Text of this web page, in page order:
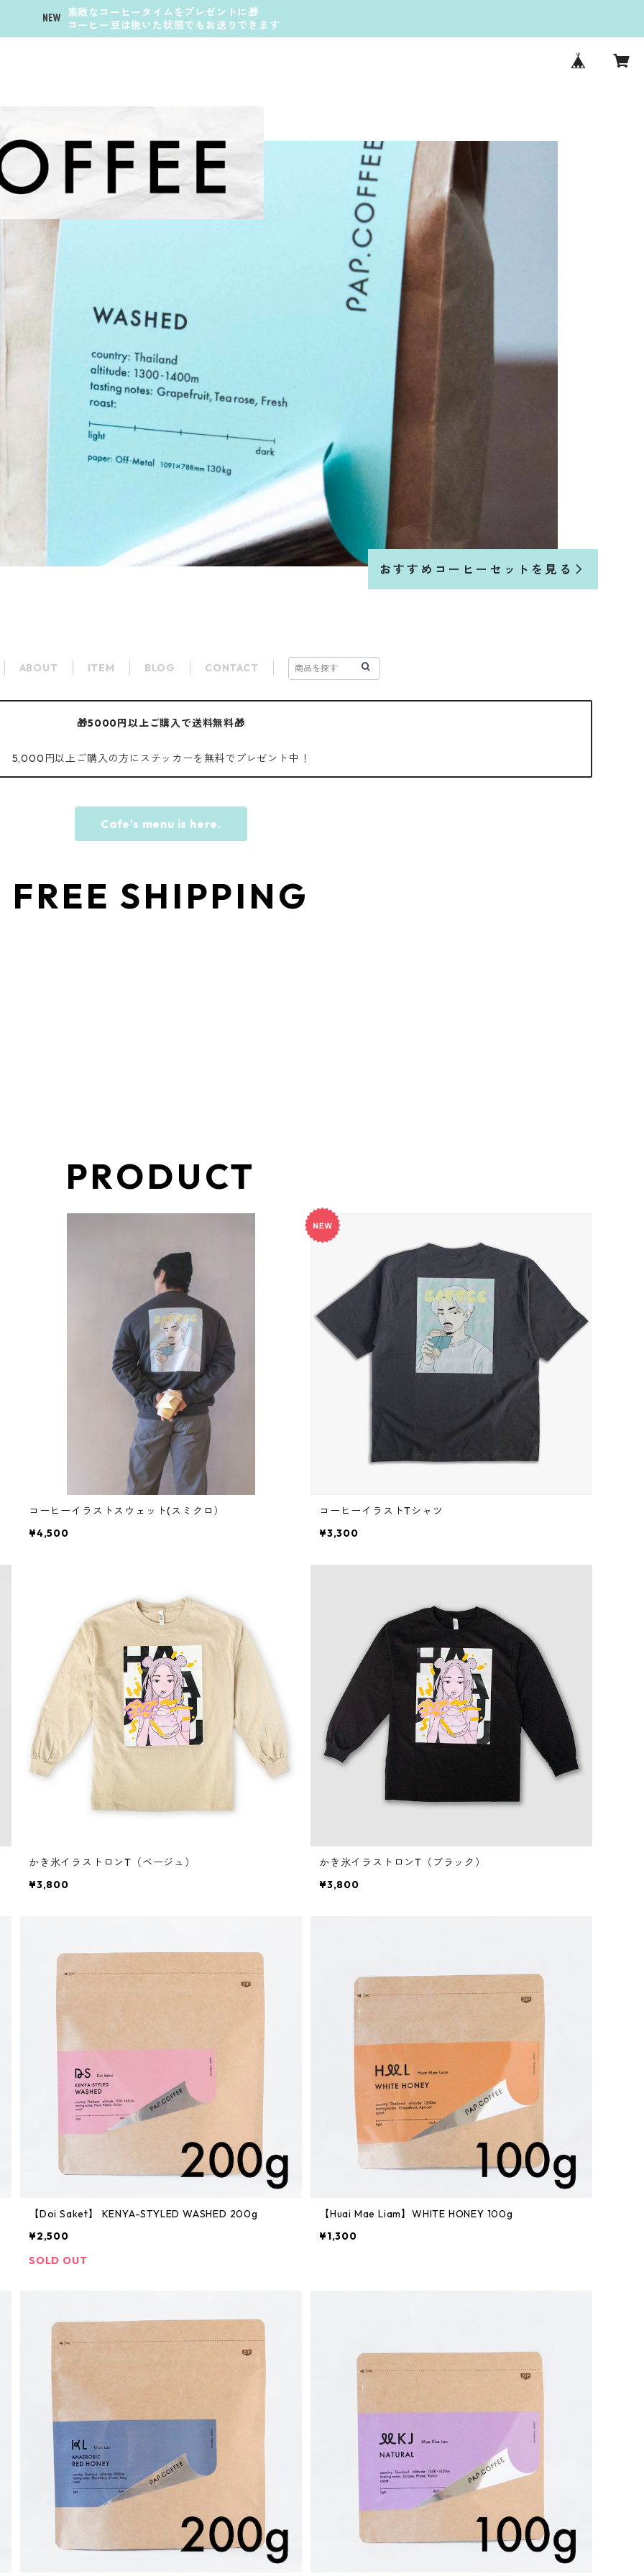
素敵なコーヒータイムをプレゼントに🎁
コーヒー豆は挽いた状態でもお送りできます
おすすめコーヒーセットを見る
ABOUT ITEM BLOG CONTACT
🎁5000円以上ご購入で送料無料🎁
5,000円以上ご購入の方にステッカーを無料でプレゼント中！
Cafe's menu is here.
FREE SHIPPING
PRODUCT
コーヒーイラストスウェット(スミクロ）
¥4,500
コーヒーイラストTシャツ
¥3,300
かき氷イラストロンT（ベージュ）
¥3,800
かき氷イラストロンT（ブラック）
¥3,800
【Doi Saket】 KENYA-STYLED WASHED 200g
¥2,500
SOLD OUT
【Huai Mae Liam】WHITE HONEY 100g
¥1,300